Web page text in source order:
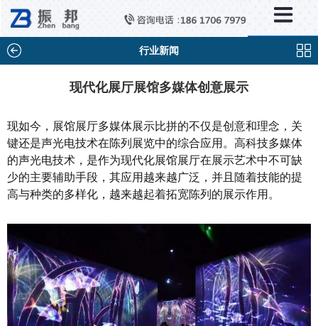
行业新闻
现代化展厅展馆多媒体创意展示
现如今，展馆展厅多媒体展示比拼的不仅是创意和理念，关
键还是声光电技术在陈列展览中的综合应用。高科技多媒体
的声光电技术，是作为现代化展馆展厅在展示艺术中不可缺
少的主要辅助手段，其应用越来越广泛，并且随着技能的提
高与种类的多样化，越来越起着拓宽陈列的展示作用。
新闻中心
×
行业新闻
问题解答
百科知识